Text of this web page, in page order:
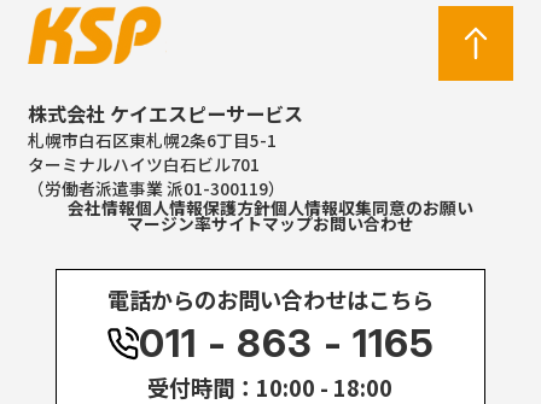
株式会社 ケイエスピーサービス
札幌市白石区東札幌2条6丁目5-1
ターミナルハイツ白石ビル701
（労働者派遣事業 派01-300119）
会社情報個人情報保護方針個人情報収集同意のお願い
マージン率サイトマップお問い合わせ
電話からのお問い合わせはこちら
011 - 863 - 1165
受付時間：10:00 - 18:00